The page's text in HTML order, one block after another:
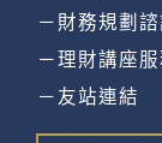
－財務規劃諮
－理財講座服
－友站連結